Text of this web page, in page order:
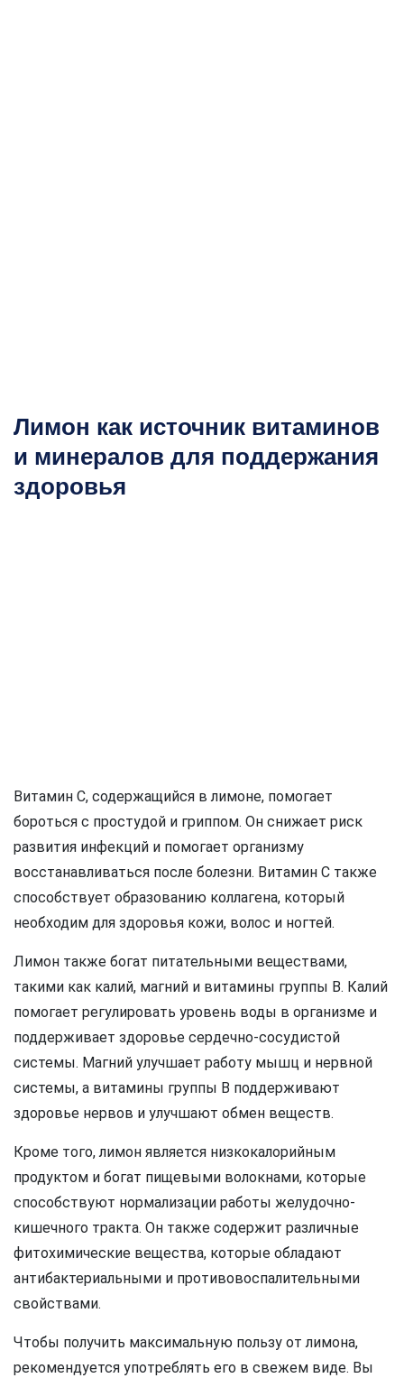
Лимон как источник витаминов
и минералов для поддержания
здоровья
Витамин C, содержащийся в лимоне, помогает
бороться с простудой и гриппом. Он снижает риск
развития инфекций и помогает организму
восстанавливаться после болезни. Витамин C также
способствует образованию коллагена, который
необходим для здоровья кожи, волос и ногтей.
Лимон также богат питательными веществами,
такими как калий, магний и витамины группы B. Калий
помогает регулировать уровень воды в организме и
поддерживает здоровье сердечно-сосудистой
системы. Магний улучшает работу мышц и нервной
системы, а витамины группы B поддерживают
здоровье нервов и улучшают обмен веществ.
Кроме того, лимон является низкокалорийным
продуктом и богат пищевыми волокнами, которые
способствуют нормализации работы желудочно-
кишечного тракта. Он также содержит различные
фитохимические вещества, которые обладают
антибактериальными и противовоспалительными
свойствами.
Чтобы получить максимальную пользу от лимона,
рекомендуется употреблять его в свежем виде. Вы